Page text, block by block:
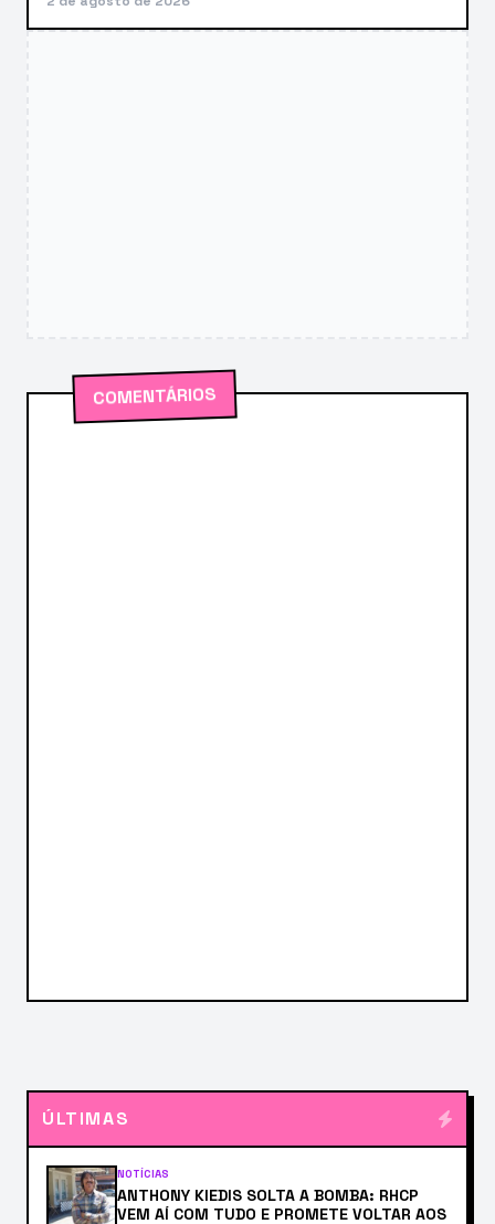
COMENTÁRIOS
ÚLTIMAS
NOTÍCIAS
ANTHONY KIEDIS SOLTA A BOMBA: RHCP
VEM AÍ COM TUDO E PROMETE VOLTAR AOS